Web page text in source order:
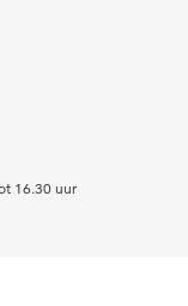
16.30 uur